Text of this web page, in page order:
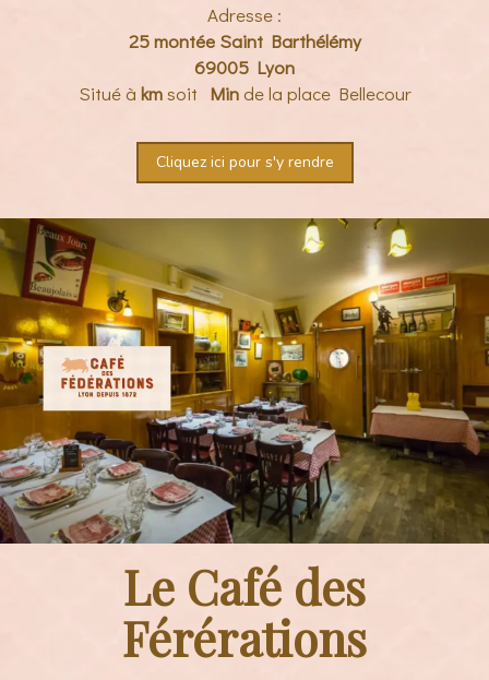
Adresse :
25 montée Saint Barthélémy
69005 Lyon
Situé à kmsoit Minde la place Bellecour
Cliquez ici pour s'y rendre
Le Café des
Férérations